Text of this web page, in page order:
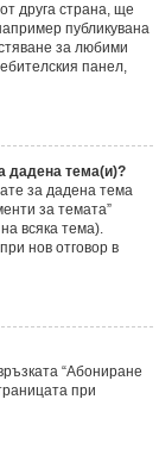
друга страна, ще
публикувана
за любими
панел,
дадена тема(и)?
за дадена тема
за темата”
всяка тема).
нов отговор в
“Абониране
при